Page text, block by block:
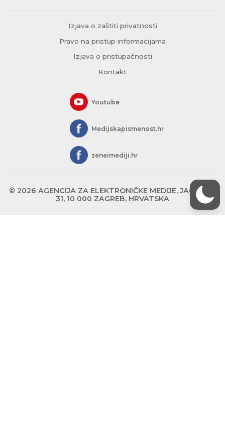
Izjava o zaštiti privatnosti
Pravo na pristup informacijama
Izjava o pristupačnosti
Kontakt
Youtube
Medijskapismenost.hr
zeneimediji.hr
© 2026 AGENCIJA ZA ELEKTRONIČKE MEDIJE, JAGIĆEVA
31, 10 000 ZAGREB, HRVATSKA